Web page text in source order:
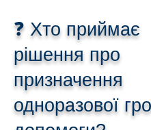
❓ Хто приймає
рішення про
призначення
одноразової